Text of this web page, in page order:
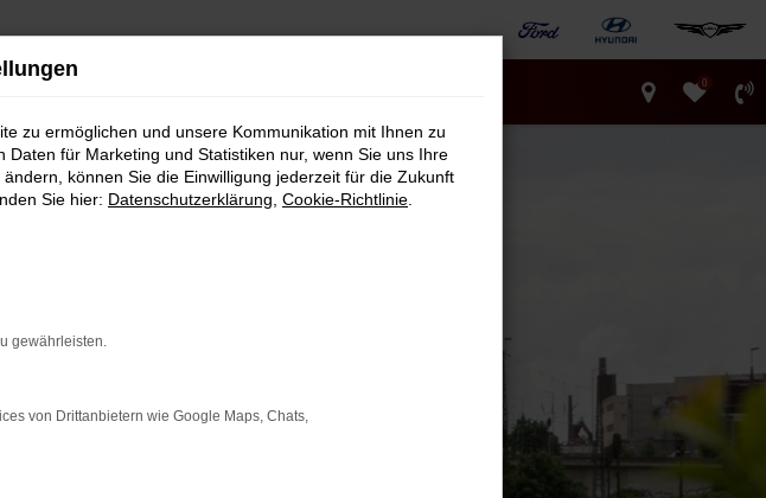
0
zu ermöglichen und unsere Kommunikation mit Ihnen zu
für Marketing und Statistiken nur, wenn Sie uns Ihre
können Sie die Einwilligung jederzeit für die Zukunft
Sie hier: Datenschutzerklärung Cookie-Richtlinie
gewährleisten.
von Drittanbietern wie Google Maps, Chats,